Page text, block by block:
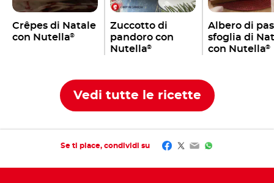
Crêpes di Natale
con Nutella®
Zuccotto di
pandoro con
Nutella®
Albero di
sfoglia di
con Nutella®
Vedi tutte le ricette
Se ti piace, condividi su Facebook
Twitter
EmailWhatsApp